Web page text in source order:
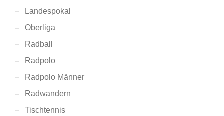
Landespokal
Oberliga
Radball
Radpolo
Radpolo Männer
Radwandern
Tischtennis